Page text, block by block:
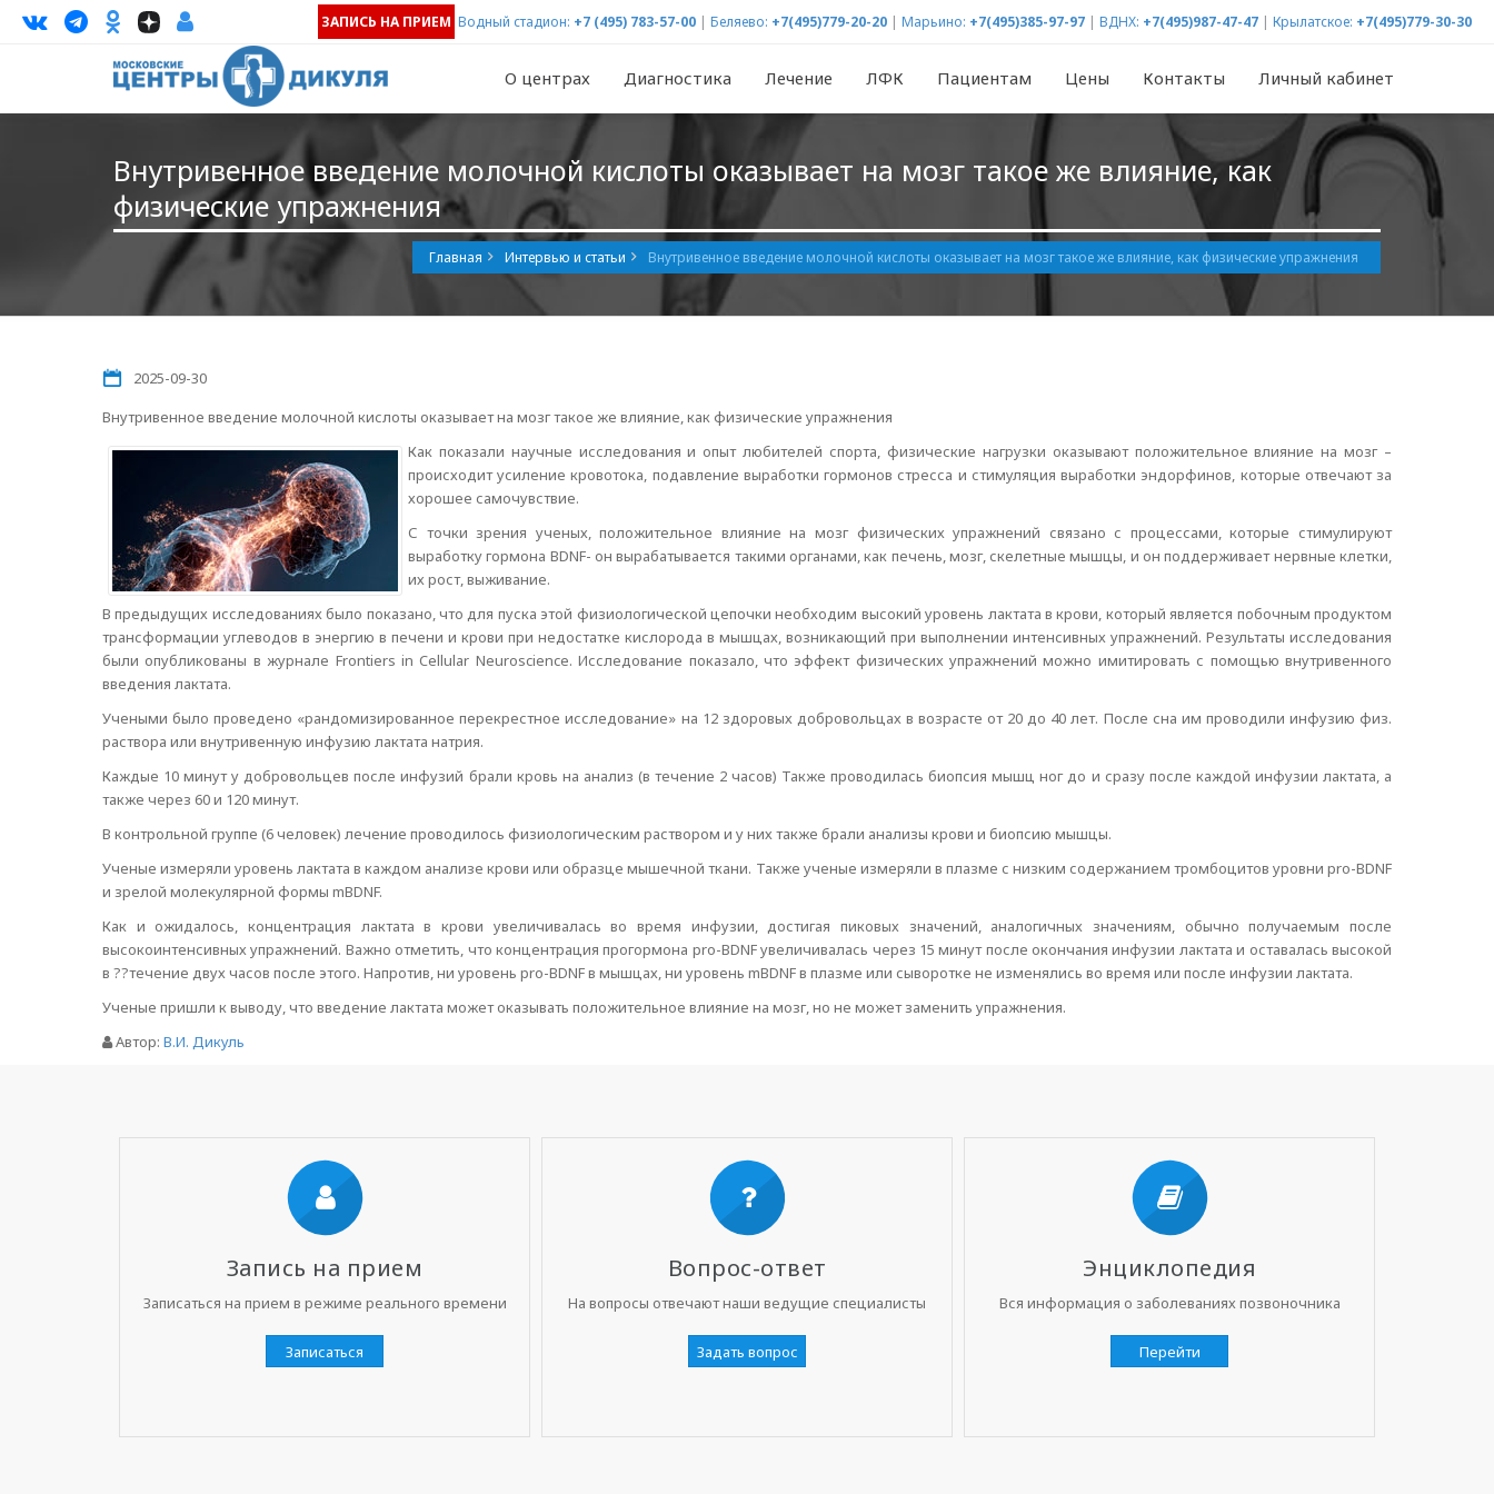
ЗАПИСЬ НА ПРИЕМ Водный стадион: +7 (495) 783-57-00 | Беляево: +7(495)779-20-20 | Марьино: +7(495)385-97-97 | ВДНХ: +7(495)987-47-47 | Крылатское: +7(495)779-30-30
О центрах Диагностика Лечение ЛФК Пациентам Цены Контакты Личный кабинет
Внутривенное введение молочной кислоты оказывает на мозг такое же влияние, как
физические упражнения
Главная Интервью и статьи Внутривенное введение молочной кислоты оказывает на мозг такое же влияние, как физические упражнения
2025-09-30
Внутривенное введение молочной кислоты оказывает на мозг такое же влияние, как физические упражнения
Как показали научные исследования и опыт любителей спорта, физические нагрузки оказывают положительное влияние на мозг –
происходит усиление кровотока, подавление выработки гормонов стресса и стимуляция выработки эндорфинов, которые отвечают за
хорошее самочувствие.
С точки зрения ученых, положительное влияние на мозг физических упражнений связано с процессами, которые стимулируют
выработку гормона BDNF- он вырабатывается такими органами, как печень, мозг, скелетные мышцы, и он поддерживает нервные клетки,
их рост, выживание.
В предыдущих исследованиях было показано, что для пуска этой физиологической цепочки необходим высокий уровень лактата в крови, который является побочным продуктом
трансформации углеводов в энергию в печени и крови при недостатке кислорода в мышцах, возникающий при выполнении интенсивных упражнений. Результаты исследования
были опубликованы в журнале Frontiers in Cellular Neuroscience. Исследование показало, что эффект физических упражнений можно имитировать с помощью внутривенного
введения лактата.
Учеными было проведено «рандомизированное перекрестное исследование» на 12 здоровых добровольцах в возрасте от 20 до 40 лет. После сна им проводили инфузию физ.
раствора или внутривенную инфузию лактата натрия.
Каждые 10 минут у добровольцев после инфузий брали кровь на анализ (в течение 2 часов) Также проводилась биопсия мышц ног до и сразу после каждой инфузии лактата, а
также через 60 и 120 минут.
В контрольной группе (6 человек) лечение проводилось физиологическим раствором и у них также брали анализы крови и биопсию мышцы.
Ученые измеряли уровень лактата в каждом анализе крови или образце мышечной ткани. Также ученые измеряли в плазме с низким содержанием тромбоцитов уровни pro-BDNF
и зрелой молекулярной формы mBDNF.
Как и ожидалось, концентрация лактата в крови увеличивалась во время инфузии, достигая пиковых значений, аналогичных значениям, обычно получаемым после
высокоинтенсивных упражнений. Важно отметить, что концентрация прогормона pro-BDNF увеличивалась через 15 минут после окончания инфузии лактата и оставалась высокой
в ??течение двух часов после этого. Напротив, ни уровень pro-BDNF в мышцах, ни уровень mBDNF в плазме или сыворотке не изменялись во время или после инфузии лактата.
Ученые пришли к выводу, что введение лактата может оказывать положительное влияние на мозг, но не может заменить упражнения.
Автор: В.И. Дикуль
Запись на прием
Записаться на прием в режиме реального времени
Записаться
Вопрос-ответ
На вопросы отвечают наши ведущие специалисты
Задать вопрос
Энциклопедия
Вся информация о заболеваниях позвоночника
Перейти